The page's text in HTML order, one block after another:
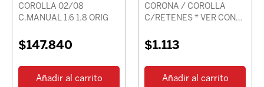
COROLLA 02/08
C.MANUAL 1.6 1.8 ORIG
$147.840
Añadir al carrito
CORONA / COROLLA
C/RETENES * VER CON
$1.113
Añadir al carrito